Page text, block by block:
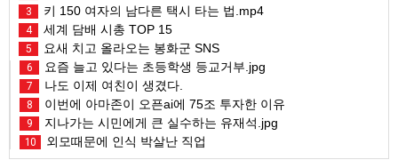
3 키 150 여자의 남다른 택시 타는 법.mp4
4 세계 담배 시총 TOP 15
5 요새 치고 올라오는 봉화군 SNS
6 요즘 늘고 있다는 초등학생 등교거부.jpg
7 나도 이제 여친이 생겼다.
8 이번에 아마존이 오픈ai에 75조 투자한 이유
9 지나가는 시민에게 큰 실수하는 유재석.jpg
10 외모때문에 인식 박살난 직업